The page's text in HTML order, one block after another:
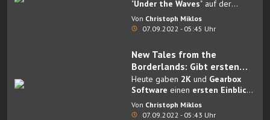
"Under the Waves" auf der
Gamescom 2022 sein nächstes
großes Publishing-Projekt an.
Von Christoph Miklos
07.09.2022 - 05:45 Uhr
New Tales from the
Borderlands: Gibt ersten
Einblick in das
fortgeschrittene Spiel
Heute gaben 2K und Gearbox
Software einen ersten Einblick
in das fortgeschrittene
Gameplay von New Tales from
Von Christoph Miklos
07.09.2022 - 05:43 Uhr